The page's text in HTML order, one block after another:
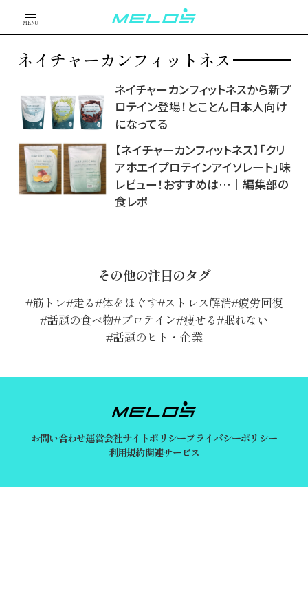
MENU
ネイチャーカンフィットネス
ネイチャーカンフィットネスから新プ
ロテイン登場！とことん日本人向け
になってる
【ネイチャーカンフィットネス】「クリ
アホエイプロテインアイソレート」味
レビュー！おすすめは…｜編集部の
食レポ
その他の注目のタグ
筋トレ 走る 体をほぐす ストレス解消 疲労回復
話題の食べ物 プロテイン 痩せる 眠れない
話題のヒト・企業
お問い合わせ運営会社サイトポリシープライバシーポリシー
利用規約関連サービス